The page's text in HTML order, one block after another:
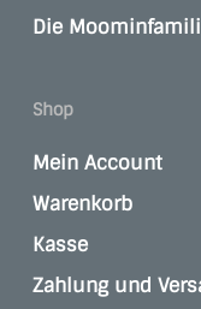
Die
Shop
Mein Account
Warenkorb
Kasse
Zahlung und